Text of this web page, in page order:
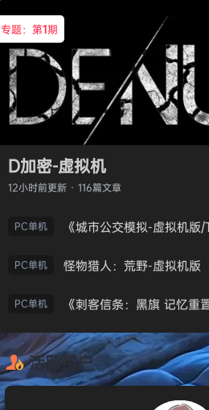
专题：第1期
D加密-虚拟机
12小时前更新 · 116篇文章
PC单机
PC单机
PC单机
活跃用户